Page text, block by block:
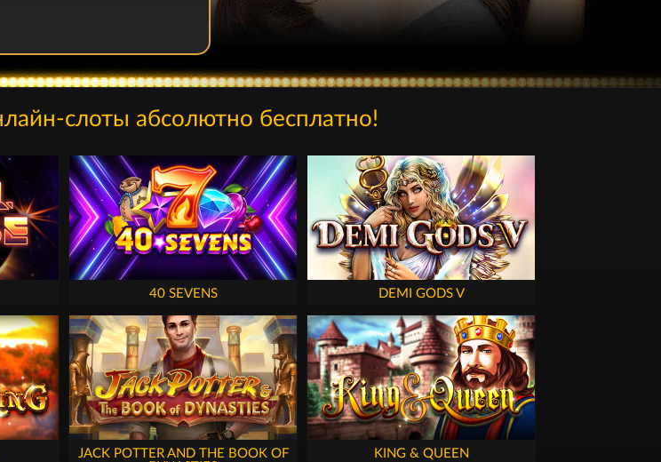
слоты абсолютно бесплатно!
40 SEVENS DEMI GODS V
JACK POTTER AND THE BOOK OF
KING & QUEEN